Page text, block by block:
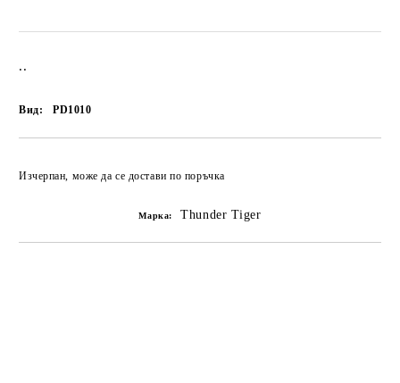
..
Вид: PD1010
Изчерпан, може да се достави по поръчка
Марка: Thunder Tiger